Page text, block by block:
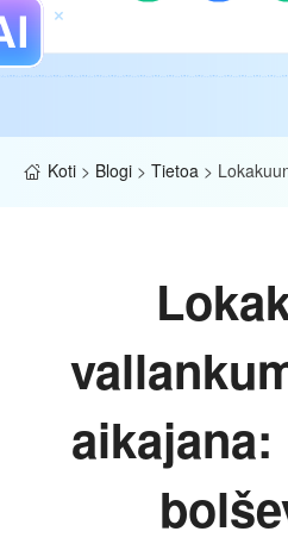
Koti > Blogi > Tietoa >